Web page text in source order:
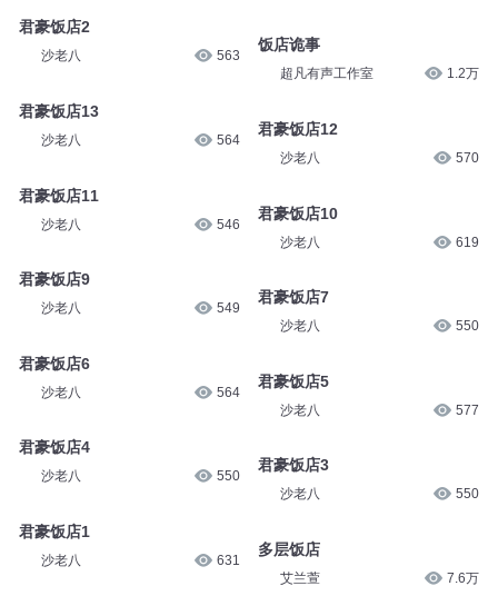
君豪饭店2
沙老八 563
君豪饭店13
沙老八 564
君豪饭店11
沙老八 546
君豪饭店9
沙老八 549
君豪饭店6
沙老八 564
君豪饭店4
沙老八 550
君豪饭店1
沙老八 631
饭店诡事
超凡有声工作室 1.2万
君豪饭店12
沙老八 570
君豪饭店10
沙老八 619
君豪饭店7
沙老八 550
君豪饭店5
沙老八 577
君豪饭店3
沙老八 550
多层饭店
艾兰萱 7.6万